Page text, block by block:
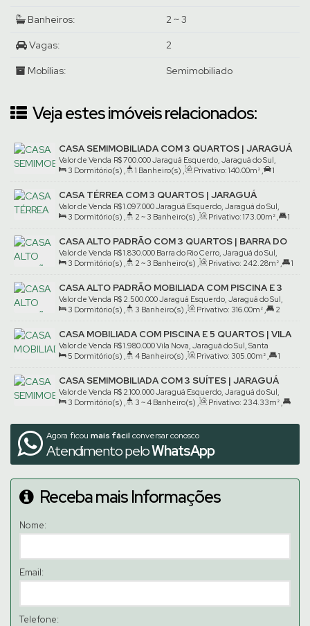
Banheiros: 2 ~ 3
Vagas: 2
Mobílias: Semimobiliado
Veja estes imóveis relacionados:
CASA SEMIMOBILIADA COM 3 QUARTOS | JARAGUÁ
ESQUERDO R$700.000
Valor de Venda
Jaraguá Esquerdo, Jaraguá do Sul,
Santa Catarina, Brasil
3 Dormitório(s) , 1 Banheiro(s) , Privativo: 140.00m² ,
1
CASA TÉRREA COM 3 QUARTOS | JARAGUÁ
ESQUERDO R$1.097.000
Valor de Venda
Jaraguá Esquerdo, Jaraguá do Sul,
Santa Catarina, Brasil
3 Dormitório(s) , 2 ~ 3 Banheiro(s) , Privativo: 173.00m² ,
1
CASA ALTO PADRÃO COM 3 QUARTOS | BARRA DO
RIO CERRO R$1.830.000
Valor de Venda
Barra do Rio Cerro, Jaraguá do Sul,
Santa Catarina, Brasil
3 Dormitório(s) , 2 ~ 3 Banheiro(s) , Privativo: 242.28m² ,
1
CASA ALTO PADRÃO MOBILIADA COM PISCINA E 3
QUARTOS | JARAGUÁ ESQUERDO
R$ 2.500.000
Valor de Venda
Jaraguá Esquerdo, Jaraguá do Sul,
Santa Catarina, Brasil
3 Dormitório(s) , 3 Banheiro(s) , Privativo: 316.00m² ,
2
CASA MOBILIADA COM PISCINA E 5 QUARTOS | VILA
NOVA
R$1.980.000
Valor de Venda
Vila Nova, Jaraguá do Sul, Santa
Catarina, Brasil
5 Dormitório(s) , 4 Banheiro(s) , Privativo: 305.00m² ,
1
CASA SEMIMOBILIADA COM 3 SUÍTES | JARAGUÁ
ESQUERDO R$ 2.100.000
Valor de Venda
Jaraguá Esquerdo, Jaraguá do Sul,
Santa Catarina, Brasil
3 Dormitório(s) , 3 ~ 4 Banheiro(s) , Privativo: 234.33m² ,
Agora ficou mais fácil conversar conosco
Atendimento peloWhatsApp
Receba mais Informações
Nome:
Email:
Telefone: